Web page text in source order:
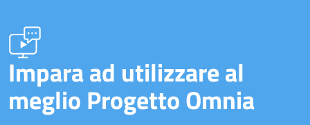
Impara ad utilizzare al
meglio Progetto Omnia